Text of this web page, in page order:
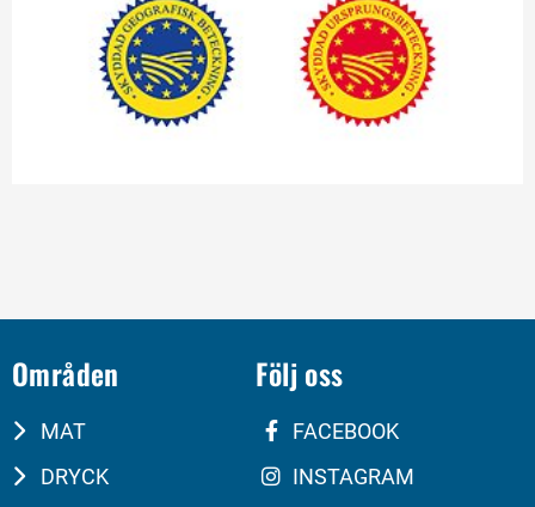
Områden
MAT
DRYCK
Följ oss
FACEBOOK
INSTAGRAM